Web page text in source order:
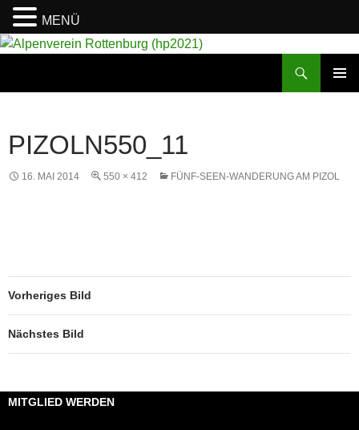
PIZOLN550_11
16. MAI 2014 550 × 412 FÜNF-SEEN-WANDERUNG AM PIZOL
Vorheriges Bild
Nächstes Bild
MITGLIED WERDEN
MENÜ